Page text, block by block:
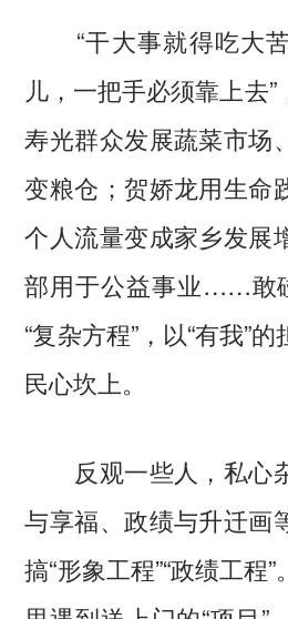
“干大事就得吃大
儿，一把手必须靠上去
寿光群众发展蔬菜市场
变粮仓；贺娇龙用生命
个人流量变成家乡发展
部用于公益事业……敢
“复杂方程”，以“有我”
民心坎上。
反观一些人，私心
与享福、政绩与升迁画
搞“形象工程”“政绩工程